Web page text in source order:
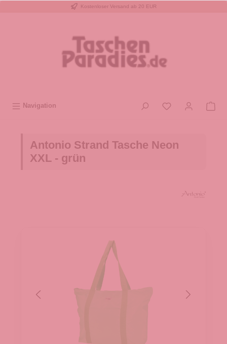
Kostenloser Versand ab 20 EUR
Navigation
Antonio Strand Tasche Neon
XXL - grün